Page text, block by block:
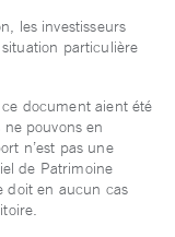
les investisseurs
particulière
document aient été
pouvons en
n’est pas une
de Patrimoine
doit en aucun cas